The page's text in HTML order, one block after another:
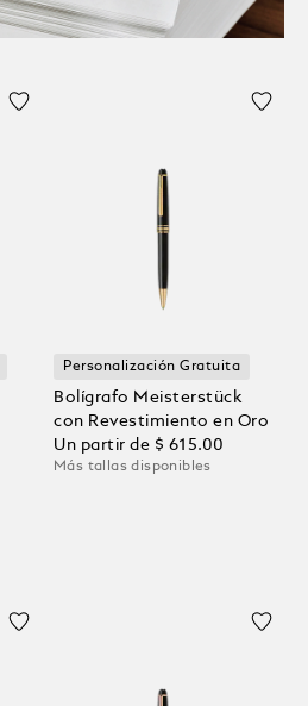
Personalización Gratuita
Bolígrafo Meisterstück
con Revestimiento en Oro
Un partir de $ 615.00
Más tallas disponibles